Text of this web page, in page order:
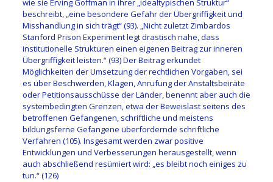
wie sie Erving Goffman in ihrer „idealtypischen Struktur“
beschreibt, „eine besondere Gefahr der Übergriffigkeit und
Misshandlung in sich trägt“ (93). „Nicht zuletzt Zimbardos
Stanford Prison Experiment legt drastisch nahe, dass
institutionelle Strukturen einen eigenen Beitrag zur inneren
Übergriffigkeit leisten.“ (93) Der Beitrag erkundet
Möglichkeiten der Umsetzung der rechtlichen Vorgaben, sei
es über Beschwerden, Klagen, Anrufung der Anstaltsbeiräte
oder Petitionsausschüsse der Länder, benennt aber auch die
systembedingten Grenzen, etwa der Beweislast seitens des
betroffenen Gefangenen, schriftliche und meistens
bildungsferne Gefangene überfordernde schriftliche
Verfahren (105). Insgesamt werden zwar positive
Entwicklungen und Verbesserungen herausgestellt, wenn
auch abschließend resümiert wird: „es bleibt noch einiges zu
tun.“ (126)